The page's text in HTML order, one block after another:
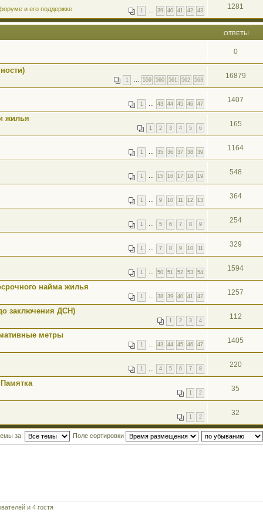
1 … 39 40 41 42 43
и его поддержке 1281
ОТВЕТЫ
0
1 … 559 560 561 562 563 16879
1 … 43 44 45 46 47 1407
жилья
1 2 3 4 5 6 165
1 … 35 36 37 38 39 1164
1 … 15 16 17 18 19 548
1 … 9 10 11 12 13 364
1 … 5 6 7 8 9 254
1 … 7 8 9 10 11 329
1 … 50 51 52 53 54 1594
найма жилья
1 … 38 39 40 41 42 1257
заключения ДСН)
1 2 3 4 112
метры
1 … 43 44 45 46 47 1405
1 … 4 5 6 7 8 220
1 2 35
1 2 32
за: Поле сортировки
и 4 гостя